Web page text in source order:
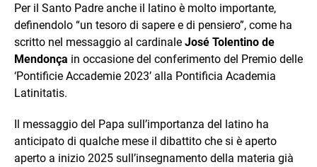
Per il Santo Padre anche il latino è molto importante,
definendolo “un tesoro di sapere e di pensiero”, come ha
scritto nel messaggio al cardinale José Tolentino de
Mendonça in occasione del conferimento del Premio delle
‘Pontificie Accademie 2023’ alla Pontificia Academia
Latinitatis.
Il messaggio del Papa sull’importanza del latino ha
anticipato di qualche mese il dibattito che si è aperto
aperto a inizio 2025 sull’insegnamento della materia già